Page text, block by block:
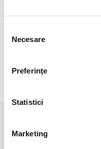
consimțământului
Necesare
Preferinţe
Statistici
Marketing
Pozele sunt realizate cu
mobilului/tabletei/